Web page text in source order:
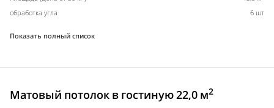
обработка угла
6 шт
Показать полный список
Матовый потолок в гостиную 22,0 м2